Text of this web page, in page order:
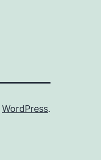
WordPress.